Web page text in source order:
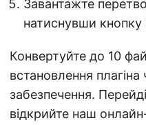
Завантажте
натиснувши
Конвертуйте до 10
встановлення
забезпечення.
відкрийте наш